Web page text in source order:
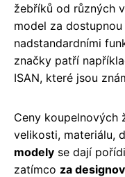
žebříků od různých
model za
nadstandardními
značky patří
ISAN, které jsou
Ceny koupelnových
velikosti, materiálu,
modely se dají
zatímco za